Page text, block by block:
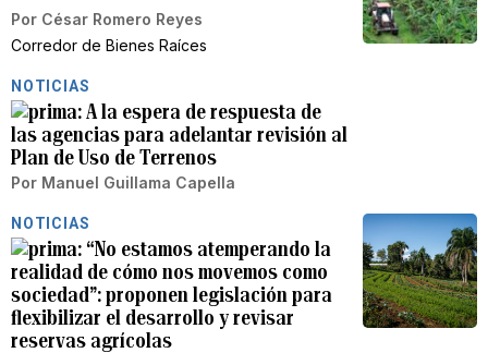
Por César Romero Reyes
Corredor de Bienes Raíces
NOTICIAS
A la espera de respuesta de
las agencias para adelantar revisión al
Plan de Uso de Terrenos
Por Manuel Guillama Capella
NOTICIAS
“No estamos atemperando la
realidad de cómo nos movemos como
sociedad”: proponen legislación para
flexibilizar el desarrollo y revisar
reservas agrícolas